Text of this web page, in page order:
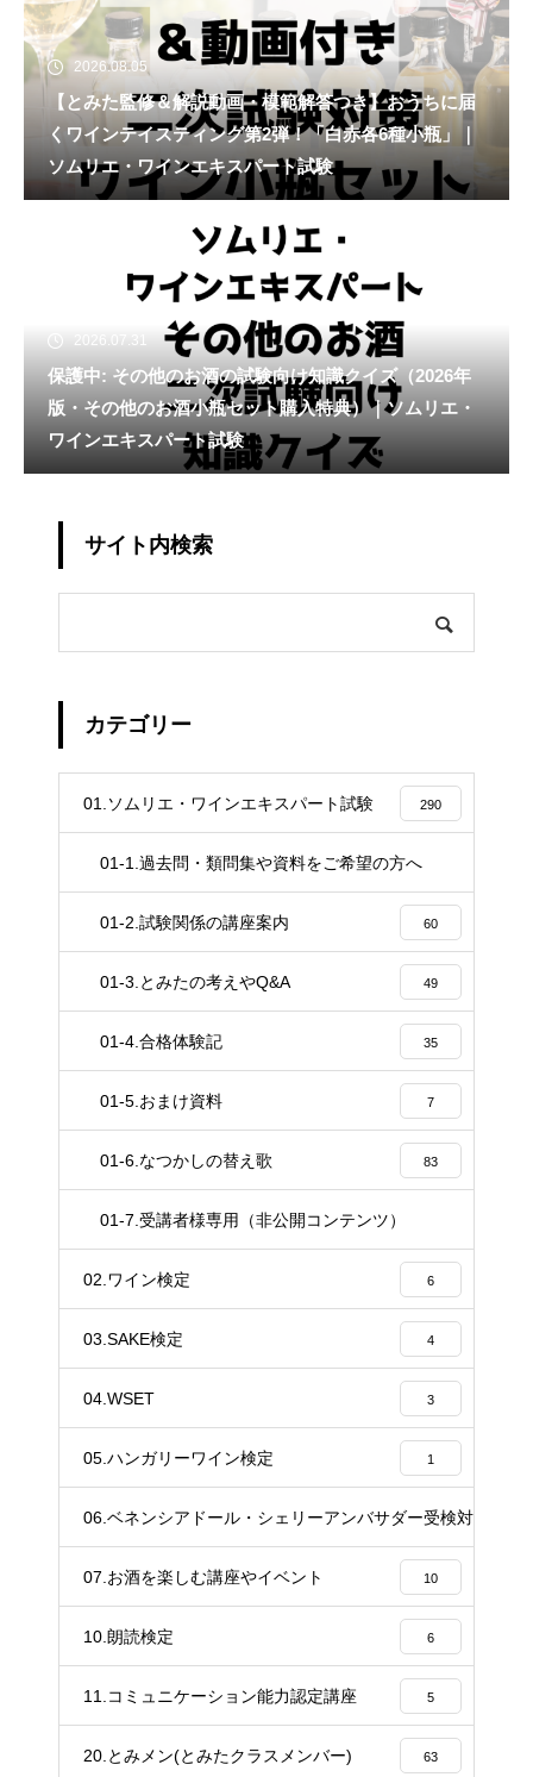
2026.08.05
【とみた監修＆解説動画・模範解答つき】おうちに届
くワインテイスティング第2弾！「白赤各6種小瓶」｜
ソムリエ・ワインエキスパート試験
2026.07.31
保護中: その他のお酒の試験向け知識クイズ（2026年
版・その他のお酒小瓶セット購入特典）｜ソムリエ・
ワインエキスパート試験
サイト内検索
カテゴリー
01.ソムリエ・ワインエキスパート試験 290
01-1.過去問・類問集や資料をご希望の方へ
01-2.試験関係の講座案内 60
01-3.とみたの考えやQ&A 49
01-4.合格体験記 35
01-5.おまけ資料 7
01-6.なつかしの替え歌 83
01-7.受講者様専用（非公開コンテンツ）
02.ワイン検定 6
03.SAKE検定 4
04.WSET 3
05.ハンガリーワイン検定 1
06.ベネンシアドール・シェリーアンバサダー受検対策講座
07.お酒を楽しむ講座やイベント 10
10.朗読検定 6
11.コミュニケーション能力認定講座 5
20.とみメン(とみたクラスメンバー) 63